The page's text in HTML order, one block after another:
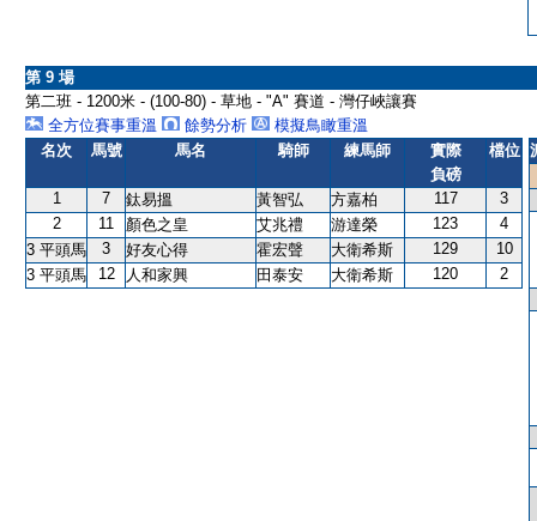
第 9 場
第二班 - 1200米 - (100-80) - 草地 - "A" 賽道 - 灣仔峽讓賽
全方位賽事重溫
餘勢分析
模擬鳥瞰重溫
名次
馬號 馬名 騎師 練馬師
實際
負磅
檔位
1 7 鈦易搵 黃智弘 方嘉柏 117
3
2
11 顏色之皇 艾兆禮 游達榮 123
4
3 平頭馬
3 好友心得 霍宏聲 大衛希斯 129
10
3 平頭馬
12 人和家興 田泰安 大衛希斯 120 2